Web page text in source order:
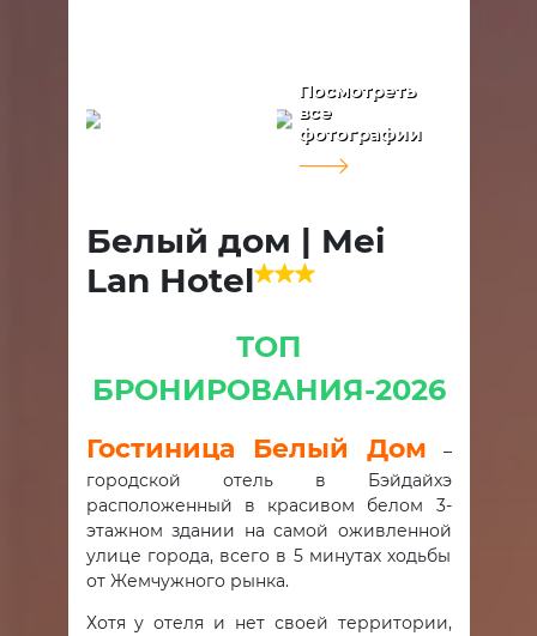
Посмотреть
все
фотографии
Белый дом | Mei
Lan Hotel
ТОП
БРОНИРОВАНИЯ-2026
Гостиница Белый Дом –
городской отель в Бэйдайхэ
расположенный в красивом белом 3-
этажном здании на самой оживленной
улице города, всего в 5 минутах ходьбы
от Жемчужного рынка.
Хотя у отеля и нет своей территории,